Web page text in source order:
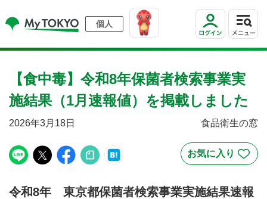
個人
【食中毒】令和8年保菌者検索事業実
施結果（1月速報値）を掲載しました
2026年3月18日 食品衛生の窓
令和8年 東京都保菌者検索事業実施結果速報